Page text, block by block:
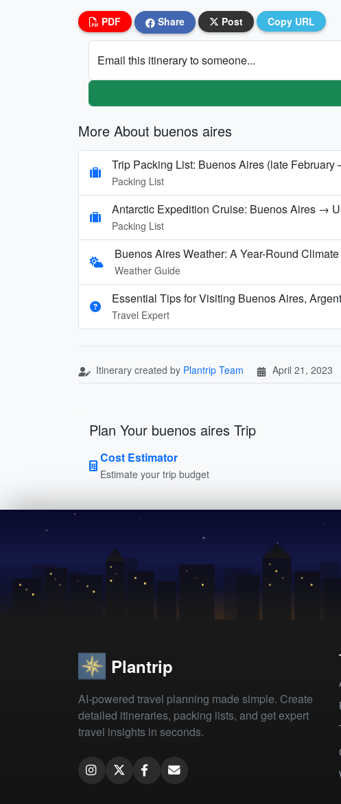
PDF Share Post Copy URL
Email this itinerary to someone...
More About buenos aires
Trip Packing List: Buenos Aires (late
Packing List
Antarctic Expedition Cruise: Buenos Aires →
Packing List
Buenos Aires Weather: A Year-Round
Weather Guide
Essential Tips for Visiting Buenos Aires,
Travel Expert
Itinerary created by Plantrip Team April 21, 2023
Plan Your buenos aires Trip
Cost Estimator
Estimate your trip budget
Plantrip
AI-powered travel planning made simple. Create
detailed itineraries, packing lists, and get expert
travel insights in seconds.